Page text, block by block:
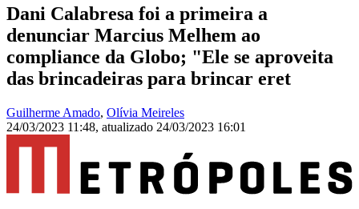
Dani Calabresa foi a primeira a
denunciar Marcius Melhem ao
compliance da Globo; "Ele se aproveita
das brincadeiras para brincar eret
Guilherme Amado, Olívia Meireles
24/03/2023 11:48, atualizado 24/03/2023 16:01